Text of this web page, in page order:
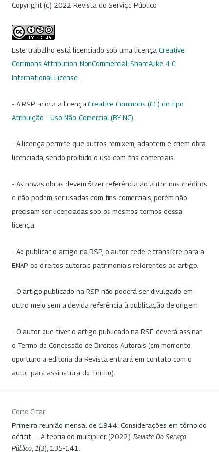
Copyright (c) 2022 Revista do Serviço Público
Este trabalho está licenciado sob uma licença Creative
Commons Attribution-NonCommercial-ShareAlike 4.0
International License
- A RSP adota a licença Creative Commons (CC) do tipo
Atribuição – Uso Não-Comercial (BY-NC)
- A licença permite que outros remixem, adaptem e criem obra
licenciada, sendo proibido o uso com fins comerciais.
- As novas obras devem fazer referência ao autor nos créditos
e não podem ser usadas com fins comerciais, porém não
precisam ser licenciadas sob os mesmos termos dessa
licença.
- Ao publicar o artigo na RSP, o autor cede e transfere para a
ENAP os direitos autorais patrimoniais referentes ao artigo.
- O artigo publicado na RSP não poderá ser divulgado em
outro meio sem a devida referência à publicação de origem.
- O autor que tiver o artigo publicado na RSP deverá assinar
o Termo de Concessão de Direitos Autorais (em momento
oportuno a editoria da Revista entrará em contato com o
autor para assinatura do Termo).
Como Citar
Primeira reunião mensal de 1944: Considerações em tôrno do
déficit — A teoria do multiplier. (2022). Revista Do Serviço
Público 1(3), 135-141.